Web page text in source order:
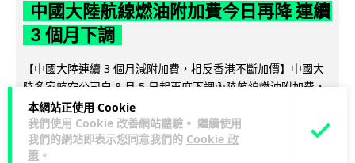
本網站正使用 Cookie
我們使用 Cookie 改善網站體驗。 繼續使用
我們的網站即表示您同意我們的 Cookie 政
策 。
中國大陸航線燃油附加費今日再降 連續
3 個月下調
【中國大陸連續 3 個月減附加費，相反香港不斷加價】中國大
陸多家航空公司自 8 月 5 日起再度下調內陸航線燃油附加費，
為年內連續第 3 個... 閱讀全文
33 5↗ 分享